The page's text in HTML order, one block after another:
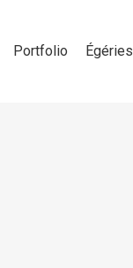
Portfolio Égéries